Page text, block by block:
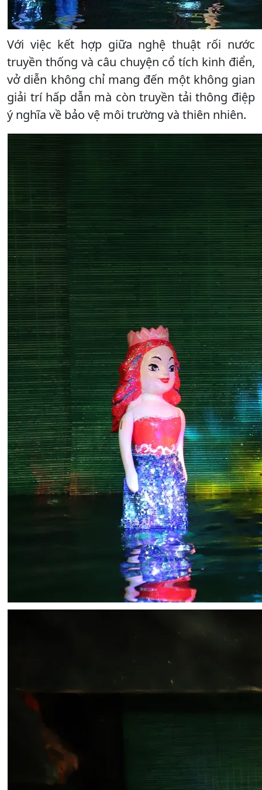
Với việc kết hợp giữa nghệ thuật rối nước
truyền thống và câu chuyện cổ tích kinh điển,
vở diễn không chỉ mang đến một không gian
giải trí hấp dẫn mà còn truyền tải thông điệp
ý nghĩa về bảo vệ môi trường và thiên nhiên.